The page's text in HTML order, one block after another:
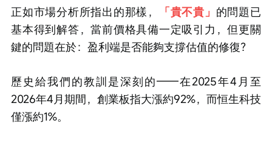
正如市場分析所指出的那樣， 「貴不貴」 的問題已
基本得到解答，當前價格具備一定吸引力，但更關
鍵的問題在於：盈利端是否能夠支撐估值的修復？
歷史給我們的教訓是深刻的——在2025年4月至
2026年4月期間，創業板指大漲約92%，而恒生科技
僅漲約1%。